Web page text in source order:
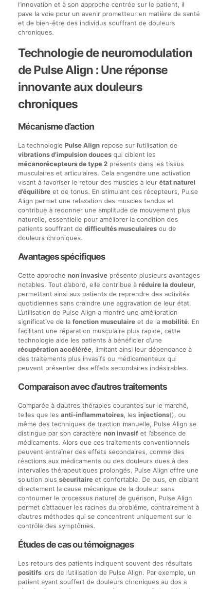
l’innovation et à son approche centrée sur le patient, il
pave la voie pour un avenir prometteur en matière de santé
et de bien-être des individus souffrant de douleurs
chroniques.
Technologie de neuromodulation
de Pulse Align : Une réponse
innovante aux douleurs
chroniques
Mécanisme d’action
La technologie Pulse Alignrepose sur l’utilisation de
vibrations d’impulsion doucesqui ciblent les
mécanorécepteurs de type 2présents dans les tissus
musculaires et articulaires. Cela engendre une activation
visant à favoriser le retour des muscles à leur état naturel
d’équilibreet de tonus. En stimulant ces récepteurs, Pulse
Align permet une relaxation des muscles tendus et
contribue à redonner une amplitude de mouvement plus
naturelle, essentielle pour améliorer la condition des
patients souffrant de difficultés musculairesou de
douleurs chroniques.
Avantages spécifiques
Cette approche non invasiveprésente plusieurs avantages
notables. Tout d’abord, elle contribue à réduire la douleur,
permettant ainsi aux patients de reprendre des activités
quotidiennes sans craindre une aggravation de leur état.
L’utilisation de Pulse Align a montré une amélioration
significative de la fonction musculaireet de la mobilité. En
facilitant une réparation musculaire plus rapide, cette
technologie aide les patients à bénéficier d’une
récupération accélérée, limitant ainsi leur dépendance à
des traitements plus invasifs ou médicamenteux qui
peuvent présenter des effets secondaires indésirables.
Comparaison avec d’autres traitements
Comparée à d’autres thérapies courantes sur le marché,
telles que les anti-inflammatoires, les injections(), ou
même des techniques de traction manuelle, Pulse Align se
distingue par son caractère non invasifet l’absence de
médicaments. Alors que ces traitements conventionnels
peuvent entraîner des effets secondaires, comme des
réactions aux médicaments ou des douleurs dues à des
intervalles thérapeutiques prolongés, Pulse Align offre une
solution plus sècuritaireet confortable. De plus, en ciblant
directement la cause mécanique de la douleur sans
contourner le processus naturel de guérison, Pulse Align
permet d’attaquer les racines du problème, contrairement à
d’autres méthodes qui se concentrent uniquement sur le
contrôle des symptômes.
Études de cas ou témoignages
Les retours des patients indiquent souvent des résultats
positifslors de l’utilisation de Pulse Align. Par exemple, un
patient ayant souffert de douleurs chroniques au dos a